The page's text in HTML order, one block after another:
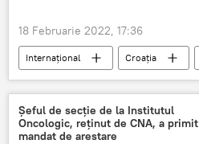
18 Februarie 2022, 17:36
Internațional Croația
președinte
Ucraina
Șeful de secție de la Institutul
Oncologic, reținut de CNA, a primit
mandat de arestare